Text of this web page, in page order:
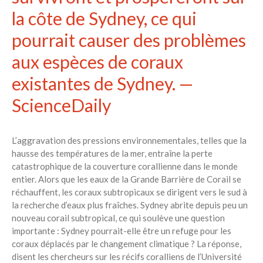
Toits verts | Association
Permaculturelle
L’intelligence artificielle pour
biologiques – The Applied
Ecologist
Utiliser l’apprentissage
Recent Comments
Aucun commentaire à afficher.
la côte de Sydney, ce qui
pourrait causer des problèmes
aux espèces de coraux
existantes de Sydney. —
ScienceDaily
L’aggravation des pressions environnementales, telles que la
hausse des températures de la mer, entraîne la perte
catastrophique de la couverture corallienne dans le monde
entier. Alors que les eaux de la Grande Barrière de Corail se
réchauffent, les coraux subtropicaux se dirigent vers le sud à
la recherche d’eaux plus fraîches. Sydney abrite depuis peu un
nouveau corail subtropical, ce qui soulève une question
importante : Sydney pourrait-elle être un refuge pour les
coraux déplacés par le changement climatique ? La réponse,
disent les chercheurs sur les récifs coralliens de l’Université